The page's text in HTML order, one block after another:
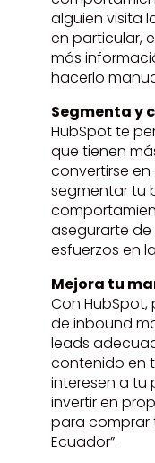
alguien visita
en particular,
más
hacerlo
Segmenta y
HubSpot te
que tienen
convertirse en
segmentar tu
asegurarte
esfuerzos en
Mejora tu
Con
de inbound
leads
contenido en
interesen a tu
invertir en
para comprar
Ecuador”.